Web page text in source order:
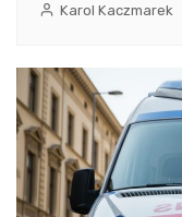
Karol Kaczmarek